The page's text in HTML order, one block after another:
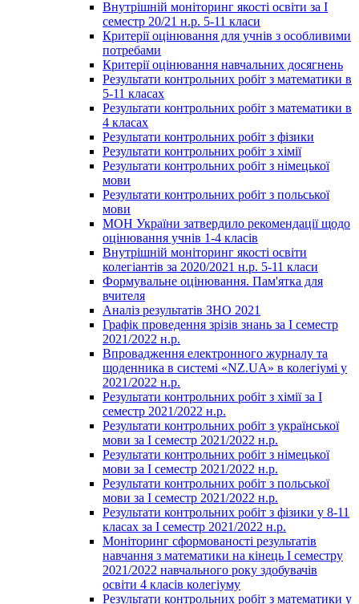
Внутрішній моніторинг якості освіти за І
семестр 20/21 н.р. 5-11 класи
Критерії оцінювання для учнів з особливими
потребами
Критерії оцінювання навчальних досягнень
Результати контрольних робіт з математики в
5-11 класах
Результати контрольних робіт з математики в
4 класах
Результати контрольних робіт з фізики
Результати контрольних робіт з хімії
Результати контрольних робіт з німецької
мови
Результати контрольних робіт з польської
мови
МОН України затвердило рекомендації щодо
оцінювання учнів 1-4 класів
Внутрішній моніторинг якості освіти
колегіантів за 2020/2021 н.р. 5-11 класи
Формувальне оцінювання. Пам'ятка для
вчителя
Аналіз результатів ЗНО 2021
Графік проведення зрізів знань за І семестр
2021/2022 н.р.
Впровадження електронного журналу та
щоденника в системі «NZ.UA» в колегіумі у
2021/2022 н.р.
Результати контрольних робіт з хімії за І
семестр 2021/2022 н.р.
Результати контрольних робіт з української
мови за І семестр 2021/2022 н.р.
Результати контрольних робіт з німецької
мови за І семестр 2021/2022 н.р.
Результати контрольних робіт з польської
мови за І семестр 2021/2022 н.р.
Результати контрольних робіт з фізики у 8-11
класах за І семестр 2021/2022 н.р.
Моніторинг сформованості результатів
навчання з математики на кінець І семестру
2021/2022 навчального року здобувачів
освіти 4 класів колегіуму
Результати контрольних робіт з математики у